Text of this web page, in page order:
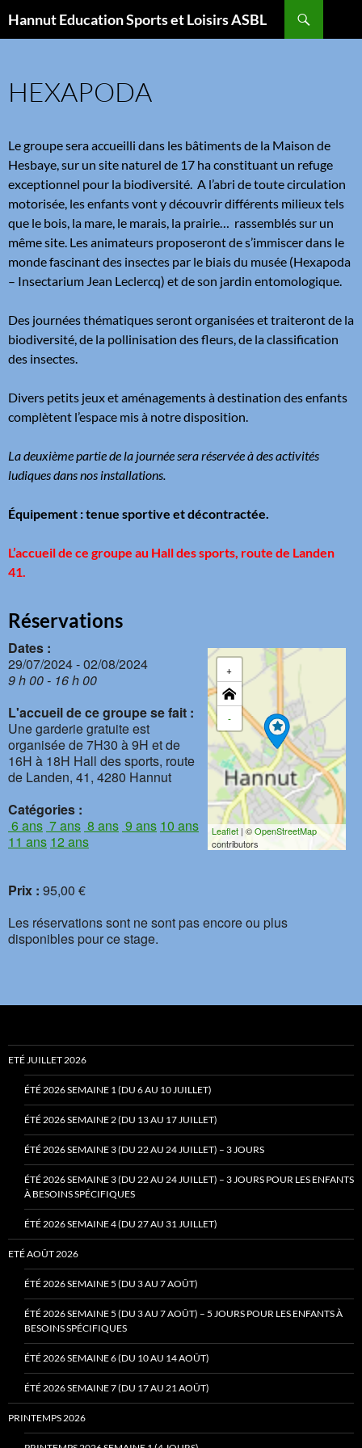
auHannut Education Sports et Loisirs ASBL
HEXAPODA
Le groupe sera accueilli dans les bâtiments de la Maison de
Hesbaye, sur un site naturel de 17 ha constituant un refuge
exceptionnel pour la biodiversité. A l’abri de toute circulation
motorisée, les enfants vont y découvrir différents milieux tels
que le bois, la mare, le marais, la prairie… rassemblés sur un
même site. Les animateurs proposeront de s’immiscer dans le
monde fascinant des insectes par le biais du musée (Hexapoda
– Insectarium Jean Leclercq) et de son jardin entomologique.
Des journées thématiques seront organisées et traiteront de la
biodiversité, de la pollinisation des fleurs, de la classification
des insectes.
Divers petits jeux et aménagements à destination des enfants
complètent l’espace mis à notre disposition.
La deuxième partie de la journée sera réservée à des activités
ludiques dans nos installations.
Équipement : tenue sportive et décontractée.
L’accueil de ce groupe au Hall des sports, route de Landen
41.
Réservations
+
-
Leaflet| ©OpenStreetMap
contributors
Dates :
29/07/2024 - 02/08/2024
9 h 00 - 16 h 00
L'accueil de ce groupe se fait :
Une garderie gratuite est
organisée de 7H30 à 9H et de
16H à 18H Hall des sports, route
de Landen, 41, 4280 Hannut
Catégories :
6 ans 7 ans 8 ans 9 ans 10 ans
11 ans 12 ans
Prix : 95,00 €
Les réservations sont ne sont pas encore ou plus
disponibles pour ce stage.
ETÉ JUILLET 2026
ÉTÉ 2026 SEMAINE 1 (DU 6 AU 10 JUILLET)
ÉTÉ 2026 SEMAINE 2 (DU 13 AU 17 JUILLET)
ÉTÉ 2026 SEMAINE 3 (DU 22 AU 24 JUILLET) – 3 JOURS
ÉTÉ 2026 SEMAINE 3 (DU 22 AU 24 JUILLET) – 3 JOURS POUR LES ENFANTS
À BESOINS SPÉCIFIQUES
ÉTÉ 2026 SEMAINE 4 (DU 27 AU 31 JUILLET)
ETÉ AOÛT 2026
ÉTÉ 2026 SEMAINE 5 (DU 3 AU 7 AOÛT)
ÉTÉ 2026 SEMAINE 5 (DU 3 AU 7 AOÛT) – 5 JOURS POUR LES ENFANTS À
BESOINS SPÉCIFIQUES
ÉTÉ 2026 SEMAINE 6 (DU 10 AU 14 AOÛT)
ÉTÉ 2026 SEMAINE 7 (DU 17 AU 21 AOÛT)
PRINTEMPS 2026